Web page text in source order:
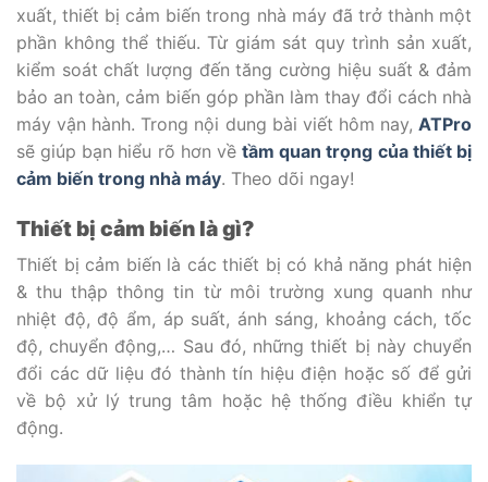
xuất, thiết bị cảm biến trong nhà máy đã trở thành một
phần không thể thiếu. Từ giám sát quy trình sản xuất,
kiểm soát chất lượng đến tăng cường hiệu suất & đảm
bảo an toàn, cảm biến góp phần làm thay đổi cách nhà
máy vận hành. Trong nội dung bài viết hôm nay, ATPro
sẽ giúp bạn hiểu rõ hơn vềtầm quan trọng của thiết bị
cảm biến trong nhà máy. Theo dõi ngay!
Thiết bị cảm biến là gì?
Thiết bị cảm biến là các thiết bị có khả năng phát hiện
& thu thập thông tin từ môi trường xung quanh như
nhiệt độ, độ ẩm, áp suất, ánh sáng, khoảng cách, tốc
độ, chuyển động,… Sau đó, những thiết bị này chuyển
đổi các dữ liệu đó thành tín hiệu điện hoặc số để gửi
về bộ xử lý trung tâm hoặc hệ thống điều khiển tự
động.